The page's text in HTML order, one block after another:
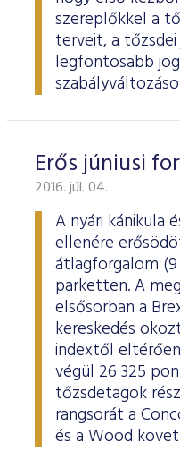
szereplőkkel a
terveit, a
legfontosabb
Erős júniusi
2016. júl. 04.
A nyári kánikula
ellenére
átlagforgalom (9
parketten. A
elsősorban a
kereskedés
indextől
végül 26 325
tőzsdetagok
rangsorát a
és a Wood